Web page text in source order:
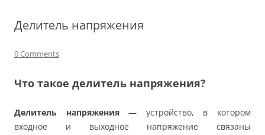
Делитель напряжения
0 Comments
Что такое делитель напряжения?
Делитель напряжения— устройство, в котором
входное и выходное напряжение связаны